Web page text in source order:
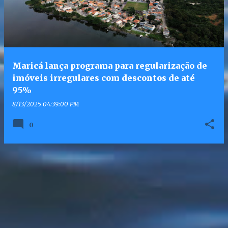
Maricá lança programa para regularização de
imóveis irregulares com descontos de até
95%
8/13/2025 04:39:00 PM
0